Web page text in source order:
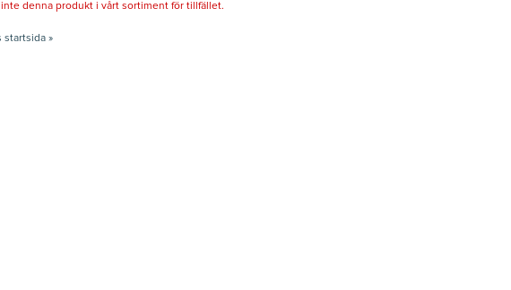
inte denna produkt i vårt sortiment för tillfället.
startsida »